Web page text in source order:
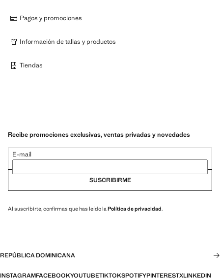
Pagos y promociones
Información de tallas y productos
Tiendas
Recibe promociones exclusivas, ventas privadas y novedades
E-mail
SUSCRIBIRME
Al suscribirte, confirmas que has leído la Política de privacidad.
REPÚBLICA DOMINICANA
INSTAGRAMFACEBOOKYOUTUBETIKTOKSPOTIFYPINTERESTXLINKEDIN